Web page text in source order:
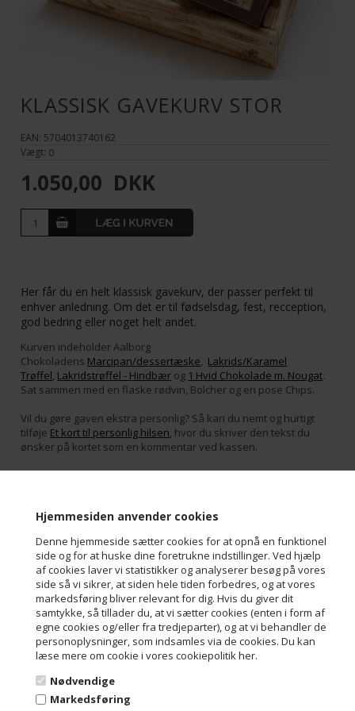
Hjemmesiden anvender cookies
Denne hjemmeside sætter cookies for at opnå en funktionel
side og for at huske dine foretrukne indstillinger. Ved hjælp
af cookies laver vi statistikker og analyserer besøg på vores
side så vi sikrer, at siden hele tiden forbedres, og at vores
markedsføring bliver relevant for dig. Hvis du giver dit
samtykke, så tillader du, at vi sætter cookies (enten i form af
egne cookies og/eller fra tredjeparter), og at vi behandler de
personoplysninger, som indsamles via de cookies. Du kan
læse mere om cookie i vores cookiepolitik her.
Nødvendige
Markedsføring
KLASSISK GAVEKURV STOR
EAN: 5704013740162
Vægt: 0
1.050,00 DKK
Her får du en helt klassisk gavekurv, der passer perfekt til
enhver anledning. Om det er til fødselsdag, fest, recception,
god bedring eller noget helt andet.
Kurven indeholder Aalborg
Chokoladens Marcipan/dessertæske, Lakrids/Karamel
Trøffel, Lakridstrøffel - Hindbær og 1 Hvid Chokolade m. Nougat.
Sat sammen med en flaske rødvin, Bolcher og en pose Chips.
Vil du gøre gaven ekstra personlig? Så kan du nemt og hurtigt
tilføje Et kort til personlig hilsen, hvor du skriver den tekst du
ønsker på kortet som en kommentar ved kassen.
Kontakt
Aalborg Chokoladen ApS
Troensevej 4M
9220 Aalborg Øst
Danmark
Tel: +45 98 13 10 70
Mail: info@aalborgchokoladen.dk
Mail: faktura@aalborgchokoladen.dk
Cvr/Se-nummer: 29842957